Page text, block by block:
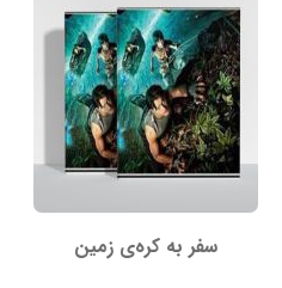
سفر به کره‌ی زمین